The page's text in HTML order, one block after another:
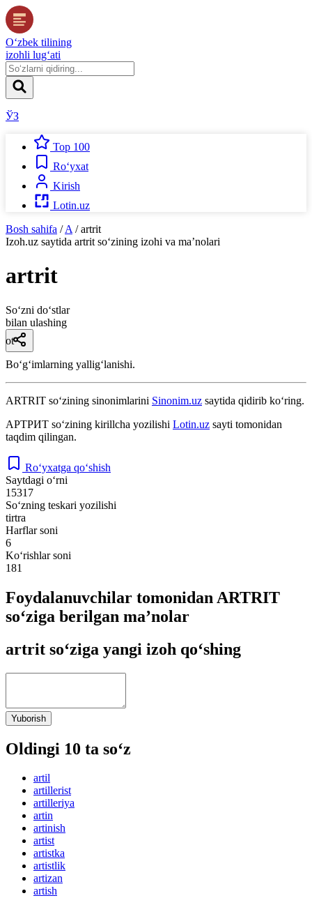
O‘zbek tilining
izohli lug‘ati
ЎЗ
Top 100
Ro‘yxat
Kirish
Lotin.uz
Bosh sahifa / A / artrit
Izoh.uz saytida artrit so‘zining izohi va ma’nolari
artrit
So‘zni do‘stlar
bilan ulashing
ot
Boʻgʻimlarning yalligʻlanishi.
ARTRIT so‘zining sinonimlarini Sinonim.uz saytida qidirib ko‘ring.
АРТРИТ so‘zining kirillcha yozilishi Lotin.uz sayti tomonidan
taqdim qilingan.
Ro‘yxatga qo‘shish
Saytdagi o‘rni
15317
So‘zning teskari yozilishi
tirtra
Harflar soni
6
Ko‘rishlar soni
181
Foydalanuvchilar tomonidan ARTRIT
so‘ziga berilgan ma’nolar
artrit so‘ziga yangi izoh qo‘shing
Yuborish
Oldingi 10 ta so‘z
artil
artillerist
artilleriya
artin
artinish
artist
artistka
artistlik
artizan
artish